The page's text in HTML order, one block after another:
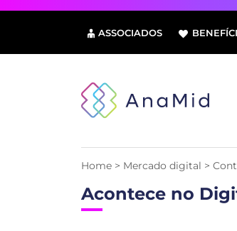
Pular
conteúdo
ASSOCIADOS
Home > Mercado digital >
Acontece no